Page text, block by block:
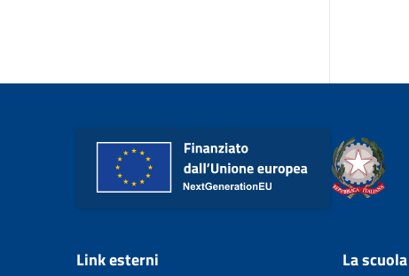
Link esterni La scuola